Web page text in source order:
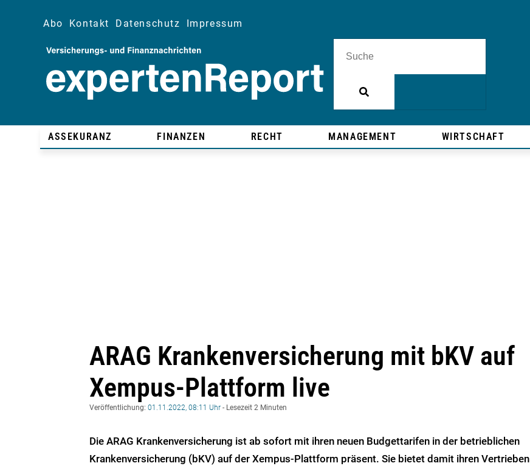
Abo Kontakt Datenschutz Impressum
ASSEKURANZ FINANZEN RECHT MANAGEMENT WIRTSCHAFT
ARAG Krankenversicherung mit bKV auf
Xempus-Plattform live
Veröffentlichung: 01.11.2022, 08:11 Uhr - Lesezeit 2 Minuten
Die ARAG Krankenversicherung ist ab sofort mit ihren neuen Budgettarifen in der betrieblichen
Krankenversicherung (bKV) auf der Xempus-Plattform präsent. Sie bietet damit ihren Vertrieben